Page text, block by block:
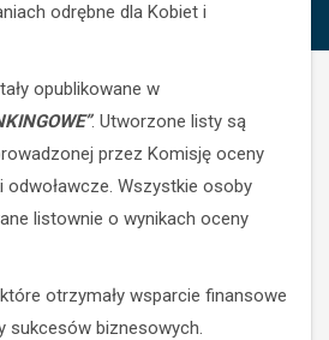
odrębne dla Kobiet i
opublikowane w
. Utworzone listy są
przez Komisję oceny
odwoławcze. Wszystkie osoby
listownie o wynikach oceny
otrzymały wsparcie finansowe
sukcesów biznesowych.